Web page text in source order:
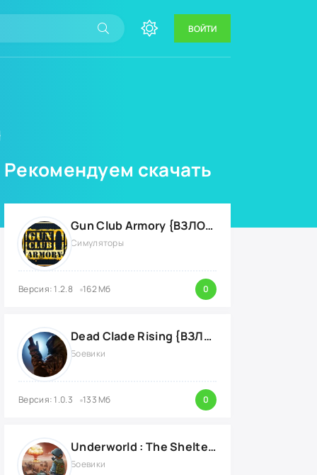
ВОЙТИ
Рекомендуем скачать
Gun Club Armory {ВЗЛОМ: Все разблокировано}
Симуляторы
Версия: 1.2.8 162 Мб 0
Dead Clade Rising {ВЗЛОМ: Много Денег \ Бессмертие}
Боевики
Версия: 1.0.3 133 Мб 0
Underworld : The Shelter {ВЗЛОМ: бессмертие}
Боевики